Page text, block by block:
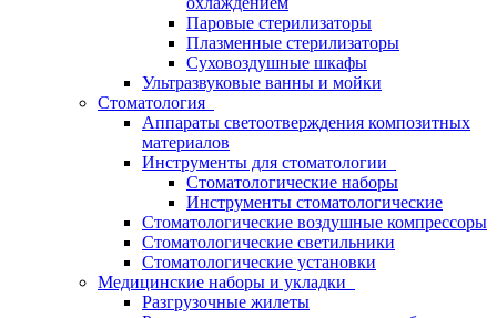
Паровые стерилизаторы
Плазменные стерилизаторы
Суховоздушные шкафы
Ультразвуковые ванны и мойки
Стоматология
Аппараты светоотверждения композитных
материалов
Инструменты для стоматологии
Стоматологические наборы
Инструменты стоматологические
Стоматологические воздушные компрессоры
Стоматологические светильники
Стоматологические установки
Медицинские наборы и укладки
Разгрузочные жилеты